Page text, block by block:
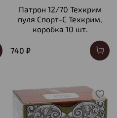
Патрон 12/70 Техкрим
пуля Спорт-С Техкрим,
коробка 10 шт.
740 ₽